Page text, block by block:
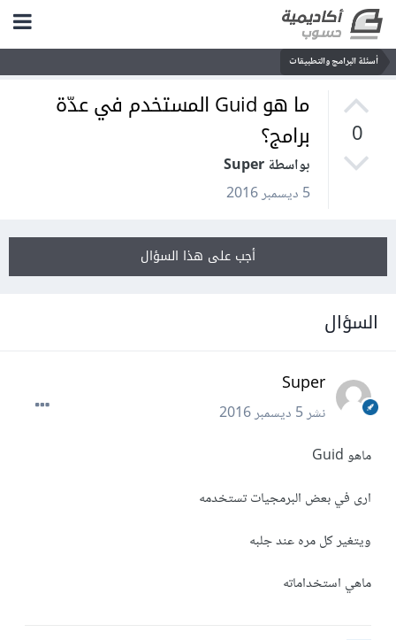
أسئلة البرامج والتطبيقات
0
ما هو Guid المستخدم في عدّة
برامج؟
بواسطة Super
5 ديسمبر 2016
أجب على هذا السؤال
السؤال
Super
نشر5 ديسمبر 2016
ماهو Guid
ارى في بعض البرمجيات تستخدمه
ويتغير كل مره عند جلبه
ماهي استخداماته